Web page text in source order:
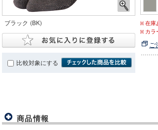
ブラック (BK)
比較対象にする
在庫
カラ
ご
商品情報